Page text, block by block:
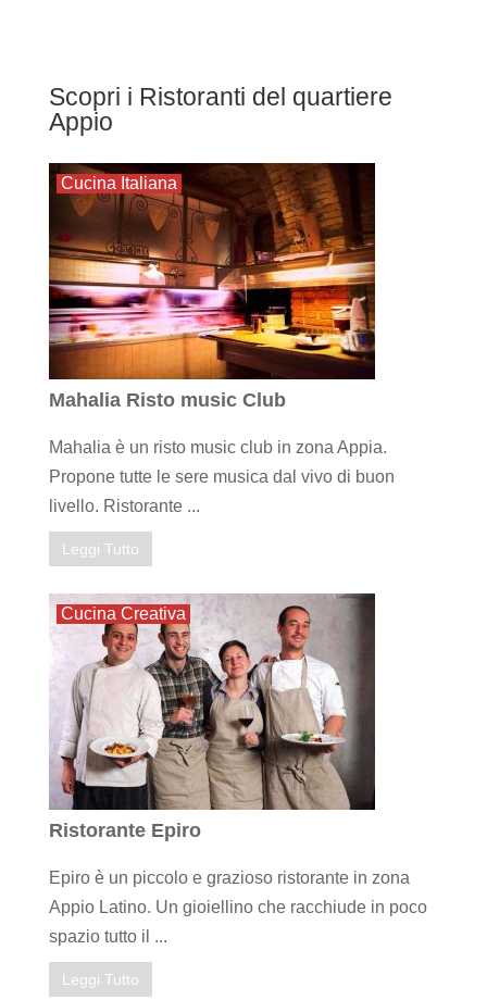
Scopri i Ristoranti del quartiere
Appio
Cucina Italiana
Mahalia Risto music Club
Mahalia è un risto music club in zona Appia.
Propone tutte le sere musica dal vivo di buon
livello. Ristorante ...
Leggi Tutto
Cucina Creativa
Ristorante Epiro
Epiro è un piccolo e grazioso ristorante in zona
Appio Latino. Un gioiellino che racchiude in poco
spazio tutto il ...
Leggi Tutto